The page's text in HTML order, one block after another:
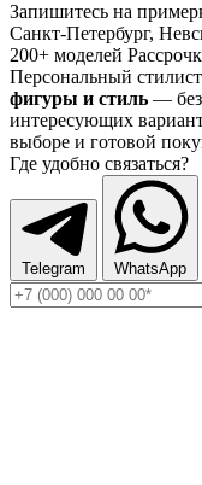
Запишитесь на
Санкт-Петербург,
200+ моделей
Персональный стилист
фигуры и стиль — без
интересующих
выборе и готовой
Где удобно связаться?
Telegram WhatsApp